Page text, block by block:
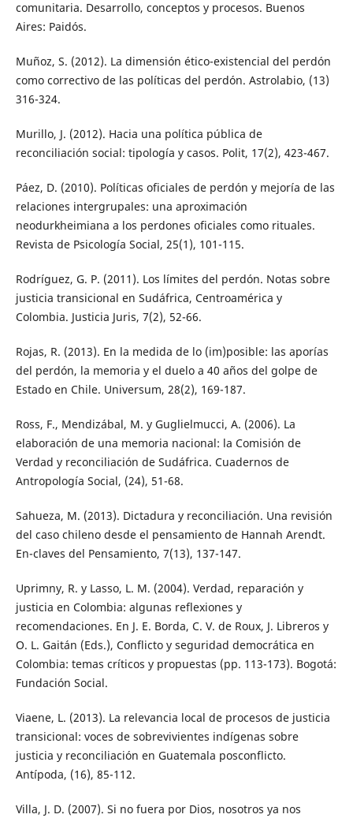
comunitaria. Desarrollo, conceptos y procesos. Buenos
Aires: Paidós.
Muñoz, S. (2012). La dimensión ético-existencial del perdón
como correctivo de las políticas del perdón. Astrolabio, (13)
316-324.
Murillo, J. (2012). Hacia una política pública de
reconciliación social: tipología y casos. Polit, 17(2), 423-467.
Páez, D. (2010). Políticas oficiales de perdón y mejoría de las
relaciones intergrupales: una aproximación
neodurkheimiana a los perdones oficiales como rituales.
Revista de Psicología Social, 25(1), 101-115.
Rodríguez, G. P. (2011). Los límites del perdón. Notas sobre
justicia transicional en Sudáfrica, Centroamérica y
Colombia. Justicia Juris, 7(2), 52-66.
Rojas, R. (2013). En la medida de lo (im)posible: las aporías
del perdón, la memoria y el duelo a 40 años del golpe de
Estado en Chile. Universum, 28(2), 169-187.
Ross, F., Mendizábal, M. y Guglielmucci, A. (2006). La
elaboración de una memoria nacional: la Comisión de
Verdad y reconciliación de Sudáfrica. Cuadernos de
Antropología Social, (24), 51-68.
Sahueza, M. (2013). Dictadura y reconciliación. Una revisión
del caso chileno desde el pensamiento de Hannah Arendt.
En-claves del Pensamiento, 7(13), 137-147.
Uprimny, R. y Lasso, L. M. (2004). Verdad, reparación y
justicia en Colombia: algunas reflexiones y
recomendaciones. En J. E. Borda, C. V. de Roux, J. Libreros y
O. L. Gaitán (Eds.), Conflicto y seguridad democrática en
Colombia: temas críticos y propuestas (pp. 113-173). Bogotá:
Fundación Social.
Viaene, L. (2013). La relevancia local de procesos de justicia
transicional: voces de sobrevivientes indígenas sobre
justicia y reconciliación en Guatemala posconflicto.
Antípoda, (16), 85-112.
Villa, J. D. (2007). Si no fuera por Dios, nosotros ya nos